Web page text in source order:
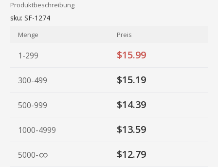
Produktbeschreibung
sku: SF-1274
Menge Preis
1-299 $15.99
300-499 $15.19
500-999 $14.39
1000-4999 $13.59
5000- $12.79